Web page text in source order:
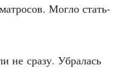
Мог­ло стать­
не сра­зу. Убра­лась